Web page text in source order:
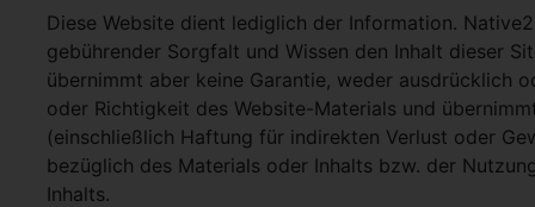
Diese Website dient lediglich der Information.
gebührender Sorgfalt und Wissen den Inhalt dieser
übernimmt aber keine Garantie, weder ausdrücklich
oder Richtigkeit des Website-Materials und
(einschließlich Haftung für indirekten Verlust oder
bezüglich des Materials oder Inhalts bzw. der
Inhalts.